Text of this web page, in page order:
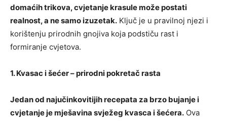
domaćih trikova, cvjetanje krasule može postati
realnost, a ne samo izuzetak. Ključ je u pravilnoj njezi i
korištenju prirodnih gnojiva koja podstiču rast i
formiranje cvjetova.
1. Kvasac i šećer – prirodni pokretač rasta
Jedan od najučinkovitijih recepata za brzo bujanje i
cvjetanje je mješavina svježeg kvasca i šećera. Ova